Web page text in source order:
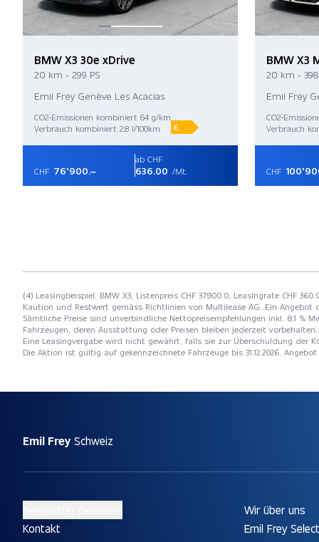
BMW X3 30e xDrive
20 km - 299 PS
Emil Frey Genève Les Acacias
CO2-Emissionen kombiniert 64 g/km
Verbrauch kombiniert 2.8 l/100km
E
CHF 76'900.–
ab CHF
636.00 /Mt.
BMW X3
20 km - 398
Emil Frey
CO2-
Verbrauch
CHF
(4) Leasingbeispiel: BMW X3, Listenpreis CHF 37900.0, Leasingrate CHF
Kaution und Restwert gemäss Richtlinien von Multilease AG. Ein Angebot
Sämtliche Preise sind unverbindliche Nettopreisempfehlungen inkl. 8,1
Fahrzeugen, deren Ausstattung oder Preisen bleiben jederzeit
Eine Leasingvergabe wird nicht gewährt, falls sie zur Überschuldung der
Die Aktion ist gültig auf gekennzeichnete Fahrzeuge bis 31.12.2026.
Emil Frey Schweiz
Kontakt
Wir über uns
Emil Frey Select